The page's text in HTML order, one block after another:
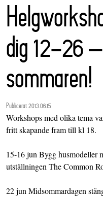
dig 12-26
sommaren!
Publicerat 2013.06.15
Workshops med olika tema
fritt skapande fram till kl 18.
15-16 jun Bygg husmodeller
utställningen The Common
22 jun Midsommardagen